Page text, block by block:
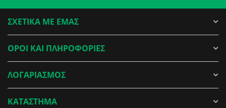
ΣΧΕΤΙΚΑ ΜΕ ΕΜΑΣ
ΟΡΟΙ ΚΑΙ ΠΛΗΡΟΦΟΡΙΕΣ
ΛΟΓΑΡΙΑΣΜΟΣ
ΚΑΤΑΣΤΗΜΑ